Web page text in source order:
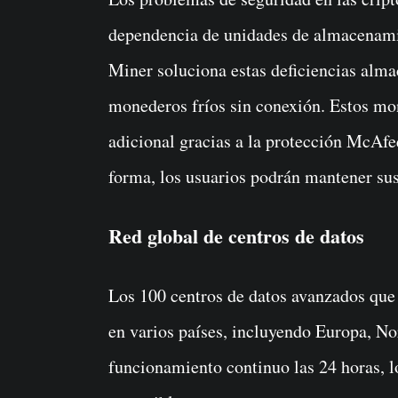
dependencia de unidades de
Miner soluciona estas deficiencias
monederos fríos sin conexión. Estos
adicional gracias a la protección
forma, los usuarios podrán mantener
Red global de centros de datos
Los 100 centros de datos avanzados
en varios países, incluyendo Europa,
funcionamiento continuo las 24 horas,